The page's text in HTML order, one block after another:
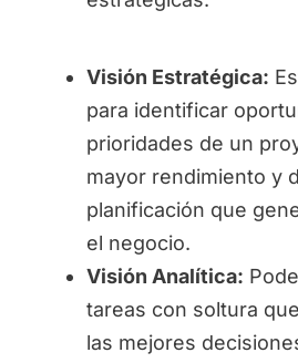
Visión Estratégica:
para identificar
prioridades de un
mayor rendimiento y
planificación que
el negocio.
Visión Analítica:
tareas con soltura
las mejores